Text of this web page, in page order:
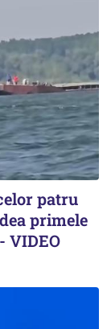
patru
primele
VIDEO